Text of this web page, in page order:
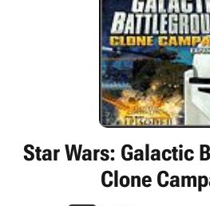
Star Wars: Galactic
Clone